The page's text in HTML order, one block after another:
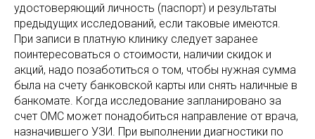
удостоверяющий личность (паспорт) и результаты
предыдущих исследований, если таковые имеются.
При записи в платную клинику следует заранее
поинтересоваться о стоимости, наличии скидок и
акций, надо позаботиться о том, чтобы нужная сумма
была на счету банковской карты или снять наличные в
банкомате. Когда исследование запланировано за
счет ОМС может понадобиться направление от врача,
назначившего УЗИ. При выполнении диагностики по